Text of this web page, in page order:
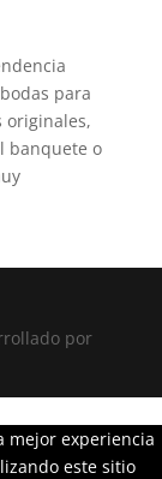
para
originales,
banquete o
por
mejor experiencia
este sitio